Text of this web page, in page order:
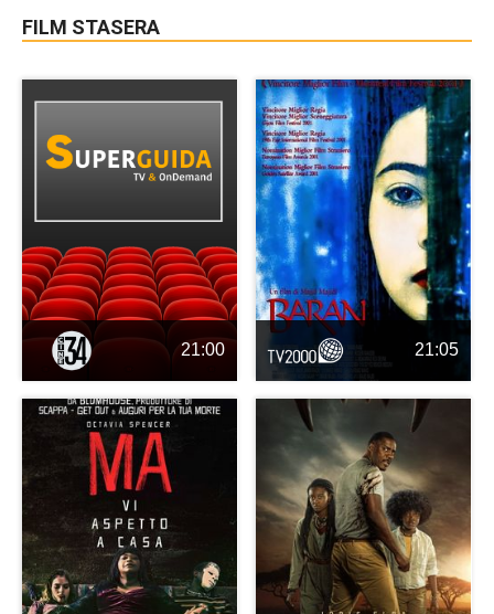
FILM STASERA
21:00 21:05